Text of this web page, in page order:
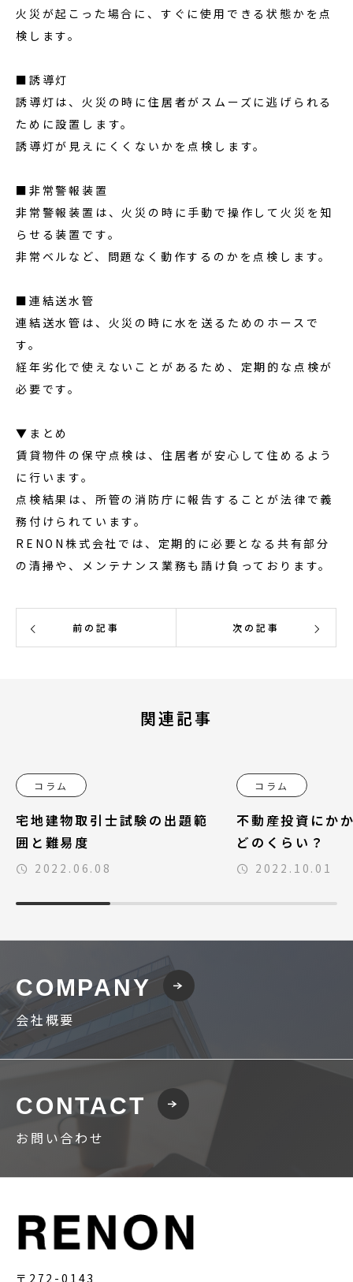
火災が起こった場合に、すぐに使用できる状態かを点
検します。
■誘導灯
誘導灯は、火災の時に住居者がスムーズに逃げられる
ために設置します。
誘導灯が見えにくくないかを点検します。
■非常警報装置
非常警報装置は、火災の時に手動で操作して火災を知
らせる装置です。
非常ベルなど、問題なく動作するのかを点検します。
■連結送水管
連結送水管は、火災の時に水を送るためのホースで
す。
経年劣化で使えないことがあるため、定期的な点検が
必要です。
▼まとめ
賃貸物件の保守点検は、住居者が安心して住めるよう
に行います。
点検結果は、所管の消防庁に報告することが法律で義
務付けられています。
RENON株式会社では、定期的に必要となる共有部分
の清掃や、メンテナンス業務も請け負っております。
前の記事 次の記事
関連記事
コラム
宅地建物取引士試験の出題範
囲と難易度
2022.06.08
コラム
不動産投資にか
どのくらい？
2022.10.01
COMPANY
会社概要
CONTACT
お問い合わせ
〒272-0143